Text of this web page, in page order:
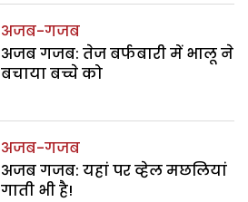
अजब-गजब
अजब गजब: तेज बर्फबारी में भालू ने
बचाया बच्चे को
अजब-गजब
अजब गजब: यहां पर व्हेल मछलियां
गाती भी है!